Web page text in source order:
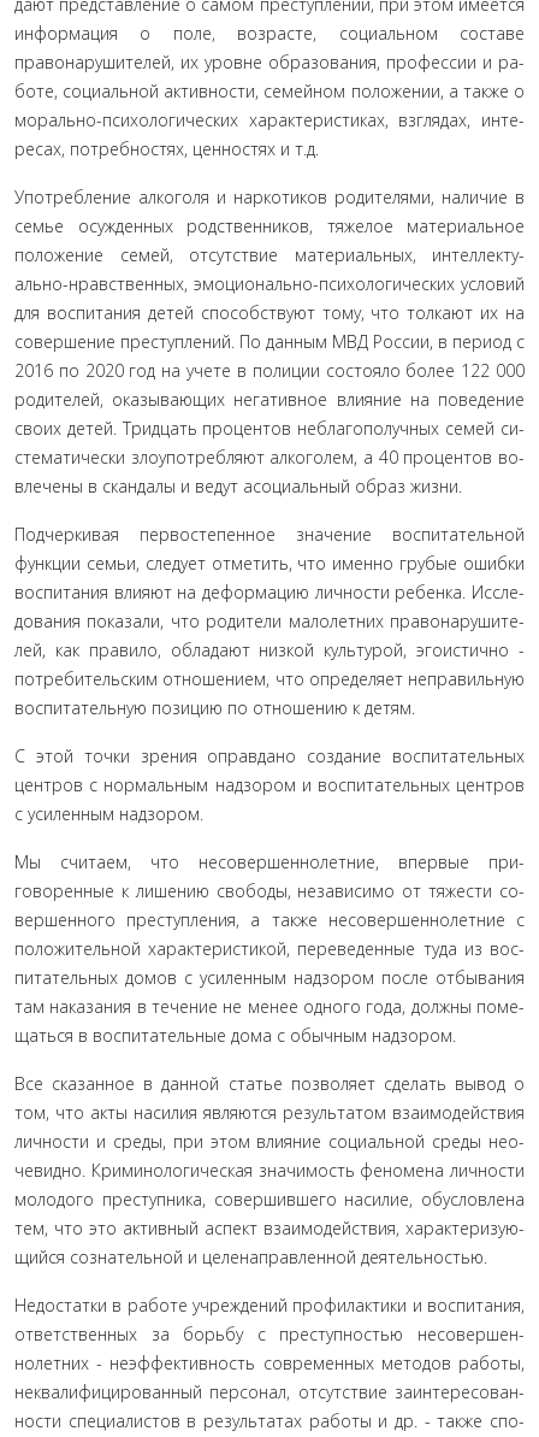
информация о поле, возрасте, социальном составе
правонарушителей, их уровне образования, профессии и ра­
боте, социальной активности, семейном положении, а также о
морально-психологических характеристиках, взглядах, инте­
ресах, потребностях, ценностях и т.д.
Употребление алкоголя и наркотиков родителями, нали­чие в
семье осужденных родственников, тяжелое материаль­ное
положение семей, отсутствие материальных, интеллекту­
ально-нравственных, эмоционально-психологических условий
для воспитания детей способствуют тому, что толкают их на
совершение преступлений. По данным МВД России, в период с
2016 по 2020 год на учете в полиции состояло более 122 000
родителей, оказывающих негативное влияние на поведение
своих детей. Тридцать процентов неблагополучных семей си­
стематически злоупотребляют алкоголем, а 40 процентов во­
влечены в скандалы и ведут асоциальный образ жизни.
Подчеркивая первостепенное значение воспитательной
функции семьи, следует отметить, что именно грубые ошибки
воспитания влияют на деформацию личности ребенка. Иссле­
дования показали, что родители малолетних правонарушите­
лей, как правило, обладают низкой культурой, эгоистично -
потребительским отношением, что определяет неправильную
воспитательную позицию по отношению к детям.
С этой точки зрения оправдано создание воспитательных
центров с нормальным надзором и воспитательных центров
с усиленным надзором.
Мы считаем, что несовершеннолетние, впервые при­
говоренные к лишению свободы, независимо от тяжести со­
вершенного преступления, а также несовершеннолетние с
положительной характеристикой, переведенные туда из вос­
питательных домов с усиленным надзором после отбывания
там наказания в течение не менее одного года, должны поме­
щаться в воспитательные дома с обычным надзором.
Все сказанное в данной статье позволяет сделать вывод о
том, что акты насилия являются результатом взаимодействия
личности и среды, при этом влияние социальной среды нео­
чевидно. Криминологическая значимость феномена личности
молодого преступника, совершившего насилие, обусловлена
тем, что это активный аспект взаимодействия, характеризую­
щийся сознательной и целенаправленной деятельностью.
Недостатки в работе учреждений профилактики и воспи­тания,
ответственных за борьбу с преступностью несовершен­
нолетних - неэффективность современных методов работы,
неквалифицированный персонал, отсутствие заинтересован­
ности специалистов в результатах работы и др. - также спо­